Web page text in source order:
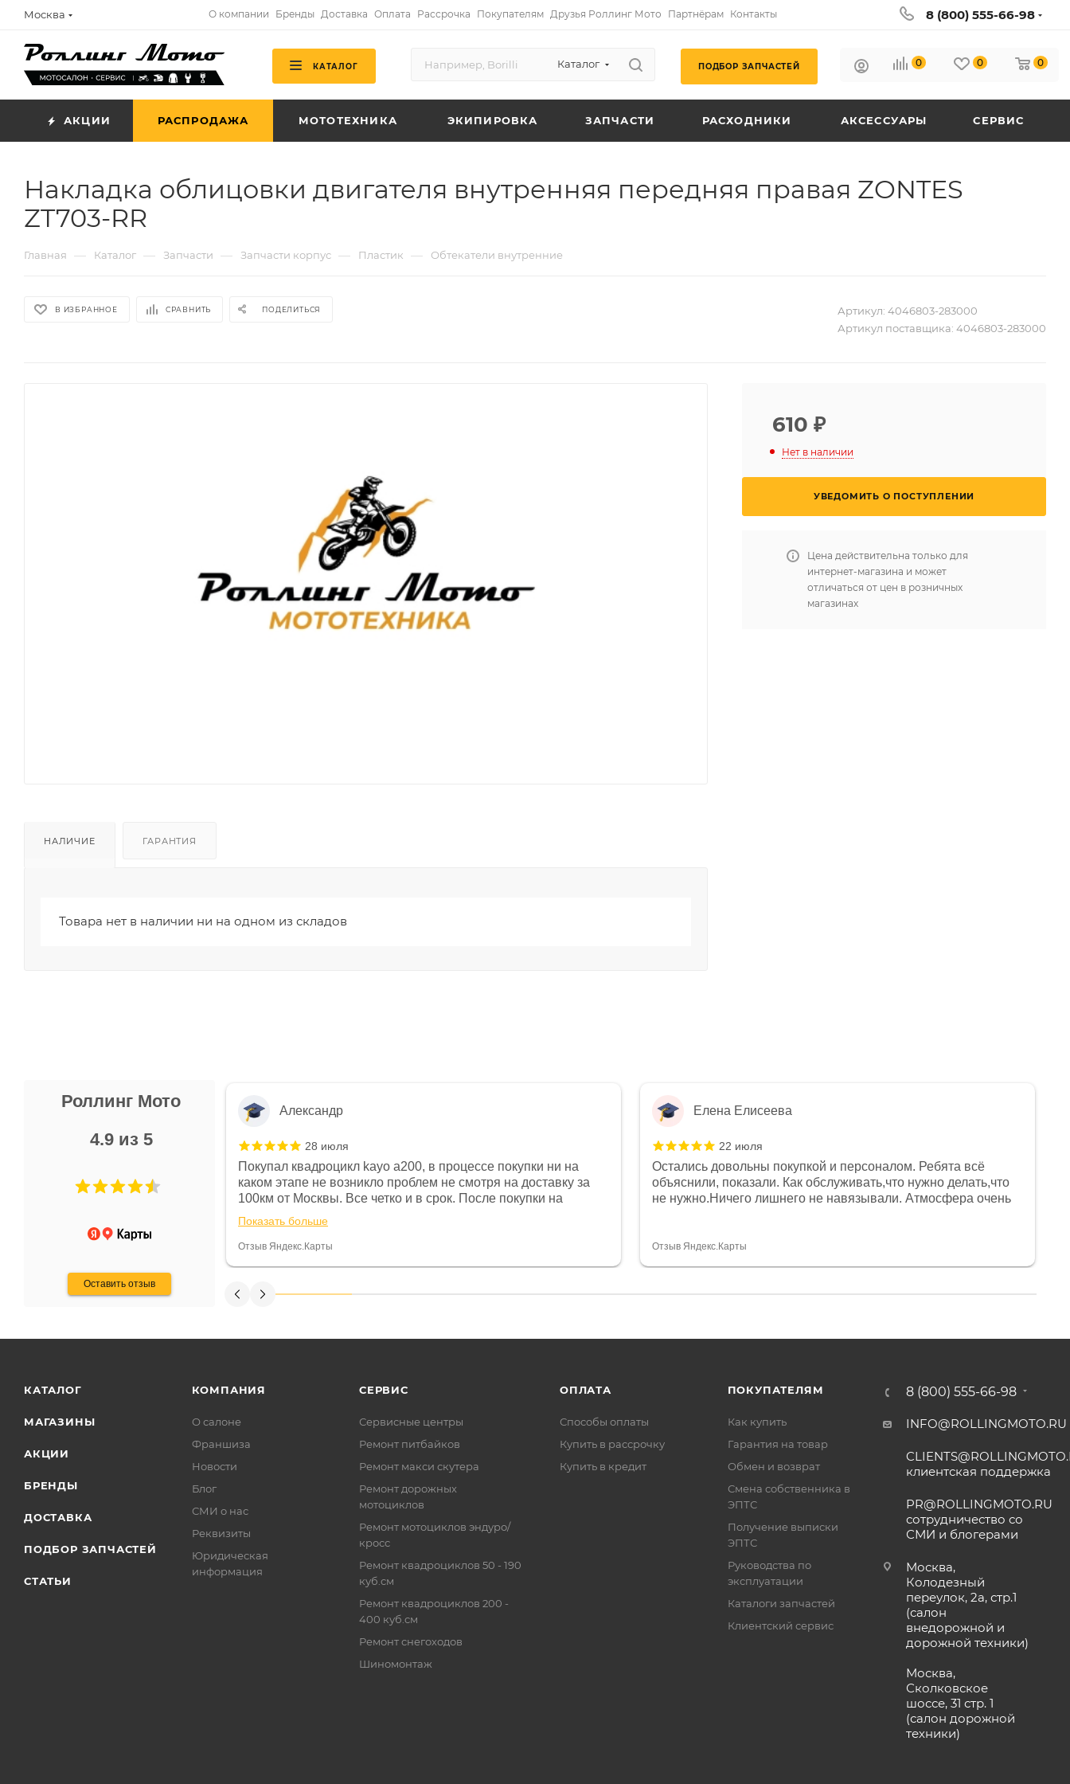
Москва О компании Бренды Доставка Оплата Рассрочка Покупателям Друзья Роллинг Мото Партнёрам Контакты 8 (800) 555-66-98
КАТАЛОГ Каталог ПОДБОР ЗАПЧАСТЕЙ 0 0 0
АКЦИИ РАСПРОДАЖА МОТОТЕХНИКА ЭКИПИРОВКА ЗАПЧАСТИ РАСХОДНИКИ АКСЕССУАРЫ СЕРВИС
Накладка облицовки двигателя внутренняя передняя правая ZONTES
ZT703-RR
Главная — Каталог — Запчасти — Запчасти корпус — Пластик — Обтекатели внутренние
В ИЗБРАННОЕ СРАВНИТЬ ПОДЕЛИТЬСЯ Артикул: 4046803-283000
Артикул поставщика: 4046803-283000
НАЛИЧИЕ ГАРАНТИЯ
Товара нет в наличии ни на одном из складов
610 ₽
Нет в наличии
УВЕДОМИТЬ О ПОСТУПЛЕНИИ
Цена действительна только для
интернет-магазина и может
отличаться от цен в розничных
магазинах
Роллинг Мото
4.9 из 5
Оставить отзыв
Не понравились условия
и дают только на год)
Александр
28 июля
Покупал квадроцикл kayo a200, в процессе покупки ни на
каком этапе не возникло проблем не смотря на доставку за
100км от Москвы. Все четко и в срок. После покупки на
спидометре всегда был 0, при этом представители магазина
постоянно были на связи и в итоге проблема была решена.
Считаю, что это говорит о небезразличии к клиенту после
Показать больше
Отзыв Яндекс.Карты
Елена Елисеева
22 июля
Остались довольны покупкой и персоналом. Ребята всё
объяснили, показали. Как обслуживать,что нужно делать,что
не нужно.Ничего лишнего не навязывали. Атмосфера очень
огромное спасибо Дмитрию, за клиентоориентированность и
Отзыв Яндекс.Карты
КАТАЛОГ
МАГАЗИНЫ
АКЦИИ
БРЕНДЫ
ДОСТАВКА
ПОДБОР ЗАПЧАСТЕЙ
СТАТЬИ
КОМПАНИЯ
О салоне
Франшиза
Новости
Блог
СМИ о нас
Реквизиты
Юридическая
информация
СЕРВИС
Сервисные центры
Ремонт питбайков
Ремонт макси скутера
Ремонт дорожных
мотоциклов
Ремонт мотоциклов эндуро/
кросс
Ремонт квадроциклов 50 - 190
куб.см
Ремонт квадроциклов 200 -
400 куб.см
Ремонт снегоходов
Шиномонтаж
ОПЛАТА
Способы оплаты
Купить в рассрочку
Купить в кредит
ПОКУПАТЕЛЯМ
Как купить
Гарантия на товар
Обмен и возврат
Смена собственника в
ЭПТС
Получение выписки
ЭПТС
Руководства по
эксплуатации
Каталоги запчастей
Клиентский сервис
8 (800) 555-66-98
INFO@ROLLINGMOTO.RU
клиентская поддержка
PR@ROLLINGMOTO.RU
сотрудничество со
СМИ и блогерами
Москва,
Колодезный
переулок, 2а, стр.1
(салон
внедорожной и
дорожной техники)
Москва,
Сколковское
шоссе, 31 стр. 1
(салон дорожной
техники)